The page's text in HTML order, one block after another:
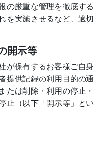
の厳重な管理を徹底する
を実施させるなど、適切
開示等
が保有するお客様ご自身
提供記録の利用目的の通
たは削除・利用の停止・
止（以下「開示等」とい